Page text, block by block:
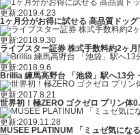
更新:2019.4.23
1ヶ月分がお得に試せる 高品質ドッ
更新:2018.9.30
ライブスター証券 株式手数料約2ヶ
更新:2018.9.6
Brillia 練馬高野台 「池袋」駅へ13分
更新:2017.8.21
世界初！極ZERO ゴクゼロ プリン体
更新:2019.11.28
MUSEE PLATINUM 「ミュゼ気にな